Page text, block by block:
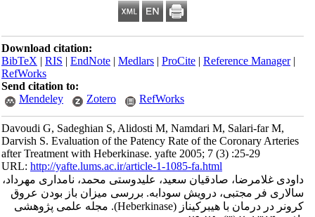
Download citation:
BibTeX|RIS|EndNote|Medlars|ProCite|Reference Manager
RefWorks
Send citation to:
Mendeley
Zotero RefWorks
Davoudi G, Sadeghian S, Alidosti M, Namdari M, Salari-far M,
Darvish S. Evaluation of the Patency Rate of the Coronary Arteries
after Treatment with Heberkinase. yafte 2005; 7 (3) :25-29
URL:http://yafte.lums.ac.ir/article-1-1085-fa.html
داودی غلامرضا، صادقیان سعید، علیدوستی محمد، نامداری مهرداد،
سالاری فر مجتبی، درویش سودابه. بررسی میزان باز بودن عروق
کرونر در درمان با هیبرکیناز (Heberkinase). مجله علمی پژوهشی